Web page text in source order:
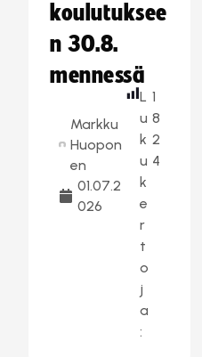
koulutuksee
n 30.8.
mennessä
Markku
Huopon
en
01.07.2
026
L
u
k
u
k
e
r
t
o
j
a
:
1
8
2
4